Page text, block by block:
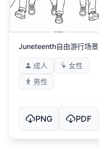
Juneteenth自由游行场景
成人
女性
男性
PNG PDF